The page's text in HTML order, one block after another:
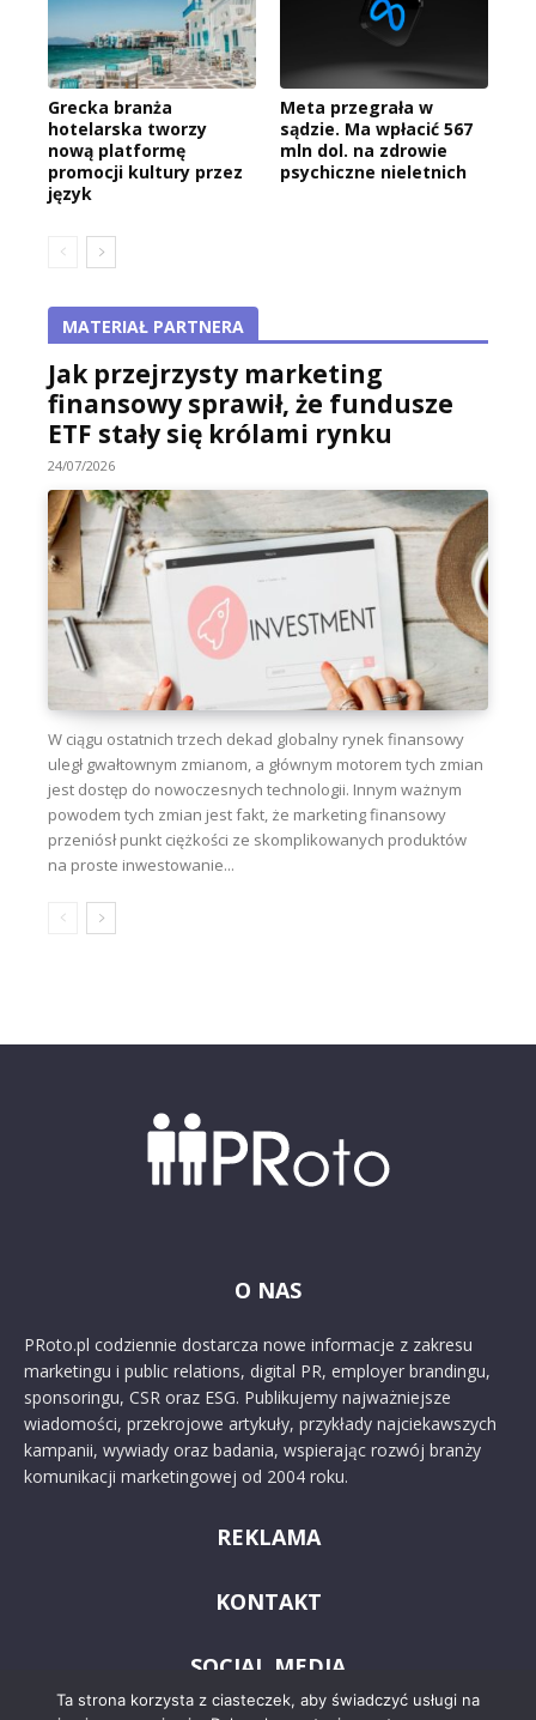
Grecka branża
hotelarska tworzy
nową platformę
promocji kultury przez
język
Meta przegrała w
sądzie. Ma wpłacić 567
mln dol. na zdrowie
psychiczne nieletnich
MATERIAŁ PARTNERA
Jak przejrzysty marketing
finansowy sprawił, że fundusze
ETF stały się królami rynku
24/07/2026
W ciągu ostatnich trzech dekad globalny rynek finansowy
uległ gwałtownym zmianom, a głównym motorem tych zmian
jest dostęp do nowoczesnych technologii. Innym ważnym
powodem tych zmian jest fakt, że marketing finansowy
przeniósł punkt ciężkości ze skomplikowanych produktów
na proste inwestowanie...
O NAS
PRoto.pl codziennie dostarcza nowe informacje z zakresu
marketingu i public relations, digital PR, employer brandingu,
sponsoringu, CSR oraz ESG. Publikujemy najważniejsze
wiadomości, przekrojowe artykuły, przykłady najciekawszych
kampanii, wywiady oraz badania, wspierając rozwój branży
komunikacji marketingowej od 2004 roku.
REKLAMA
KONTAKT
SOCIAL MEDIA
Ta strona korzysta z ciasteczek, aby świadczyć usługi na